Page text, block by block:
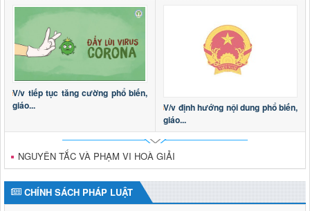
V/v tiếp tục tăng cường phổ biến,
giáo...
V/v định hướng nội dung phổ biến,
giáo...
NGUYÊN TẮC VÀ PHẠM VI HOÀ GIẢI
CHÍNH SÁCH PHÁP LUẬT